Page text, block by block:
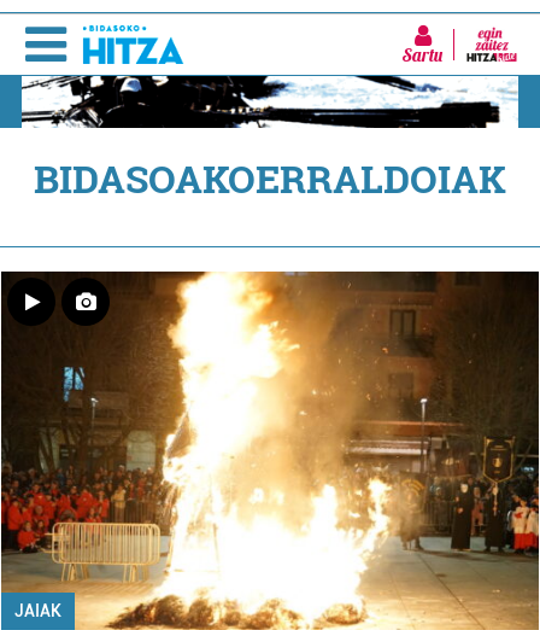
Sartu
BIDASOAKOERRALDOIAK
JAIAK